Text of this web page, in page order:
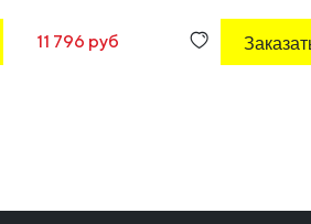
11 796 руб